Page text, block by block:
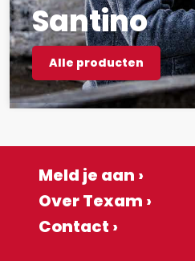
Santino
Alle producten
Meld je aan ›
Over Texam ›
Contact ›